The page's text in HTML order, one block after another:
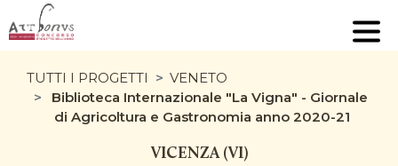
TUTTI I PROGETTI
VENETO
Biblioteca Internazionale "La Vigna" - Giornale
di Agricoltura e Gastronomia anno 2020-21
VICENZA (VI)